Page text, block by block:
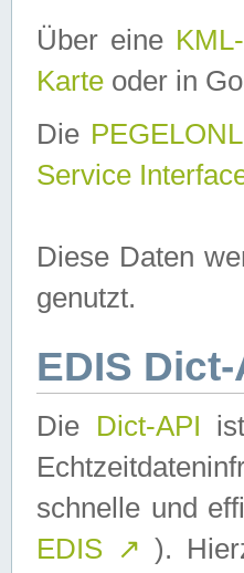
Über eine
Karte oder in
Die
Service
Diese Daten
genutzt.
EDIS Dict-
Die Dict-API
schnelle und
EDIS ↗ ).